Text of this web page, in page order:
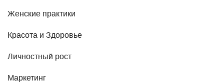
Женские практики
Красота и Здоровье
Личностный рост
Маркетинг